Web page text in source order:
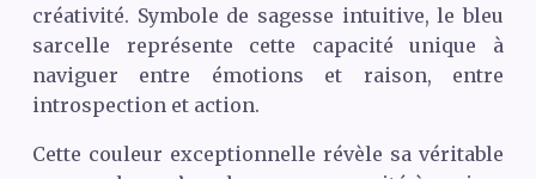
créativité. Symbole de sagesse intuitive, le bleu
sarcelle représente cette capacité unique à
naviguer entre émotions et raison, entre
introspection et action.
Cette couleur exceptionnelle révèle sa véritable